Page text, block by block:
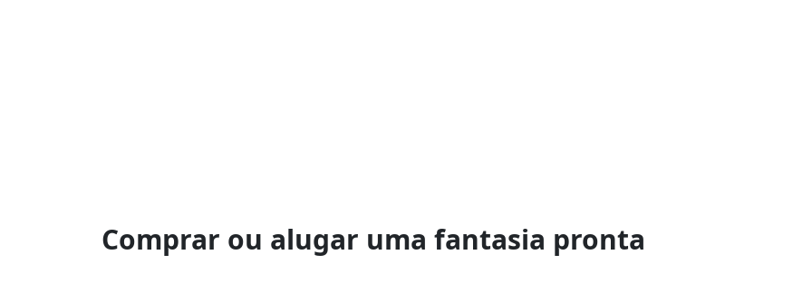
Comprar ou alugar uma fantasia pronta